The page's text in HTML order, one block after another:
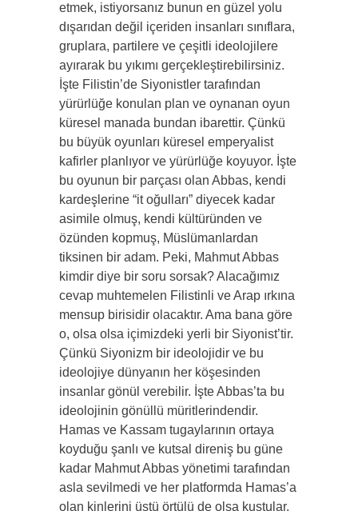
etmek, istiyorsanız bunun en güzel yolu
dışarıdan değil içeriden insanları sınıflara,
gruplara, partilere ve çeşitli ideolojilere
ayırarak bu yıkımı gerçekleştirebilirsiniz.
İşte Filistin’de Siyonistler tarafından
yürürlüğe konulan plan ve oynanan oyun
küresel manada bundan ibarettir. Çünkü
bu büyük oyunları küresel emperyalist
kafirler planlıyor ve yürürlüğe koyuyor. İşte
bu oyunun bir parçası olan Abbas, kendi
kardeşlerine “it oğulları” diyecek kadar
asimile olmuş, kendi kültüründen ve
özünden kopmuş, Müslümanlardan
tiksinen bir adam. Peki, Mahmut Abbas
kimdir diye bir soru sorsak? Alacağımız
cevap muhtemelen Filistinli ve Arap ırkına
mensup birisidir olacaktır. Ama bana göre
o, olsa olsa içimizdeki yerli bir Siyonist’tir.
Çünkü Siyonizm bir ideolojidir ve bu
ideolojiye dünyanın her köşesinden
insanlar gönül verebilir. İşte Abbas’ta bu
ideolojinin gönüllü müritlerindendir.
Hamas ve Kassam tugaylarının ortaya
koyduğu şanlı ve kutsal direniş bu güne
kadar Mahmut Abbas yönetimi tarafından
asla sevilmedi ve her platformda Hamas’a
olan kinlerini üstü örtülü de olsa kustular.